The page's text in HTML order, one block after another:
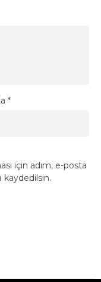
*
için adım, e-posta
kaydedilsin.